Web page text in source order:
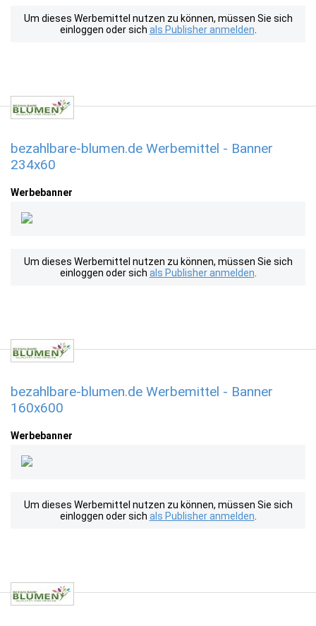
Um dieses Werbemittel nutzen zu können, müssen Sie sich
einloggen oder sich als Publisher anmelden
bezahlbare-blumen.de Werbemittel - Banner
234x60
Werbebanner
Um dieses Werbemittel nutzen zu können, müssen Sie sich
einloggen oder sich als Publisher anmelden
bezahlbare-blumen.de Werbemittel - Banner
160x600
Werbebanner
Um dieses Werbemittel nutzen zu können, müssen Sie sich
einloggen oder sich als Publisher anmelden